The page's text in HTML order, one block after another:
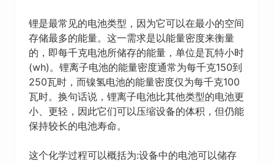
锂是最常见的电池类型，因为它可以在最小的空间
存储最多的能量。这一需求是以能量密度来衡量
的，即每千克电池所储存的能量，单位是瓦特小时
(wh)。锂离子电池的能量密度通常为每千克150到
250瓦时，而镍氢电池的能量密度仅为每千克100
瓦时。换句话说，锂离子电池比其他类型的电池更
小、更轻，因此它们可以压缩设备的体积，但仍能
保持较长的电池寿命。
这个化学过程可以概括为:设备中的电池可以储存